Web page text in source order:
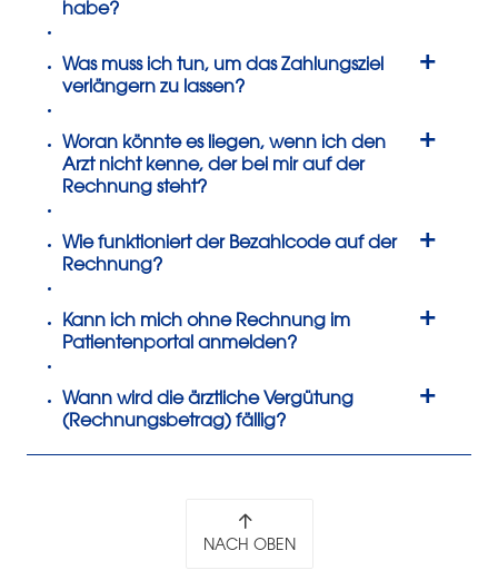
habe?
Was muss ich tun, um das Zahlungsziel
verlängern zu lassen?
+
Woran könnte es liegen, wenn ich den
Arzt nicht kenne, der bei mir auf der
Rechnung steht?
+
Wie funktioniert der Bezahlcode auf der
Rechnung?
+
Kann ich mich ohne Rechnung im
Patientenportal anmelden?
+
Wann wird die ärztliche Vergütung
(Rechnungsbetrag) fällig?
+
NACH OBEN